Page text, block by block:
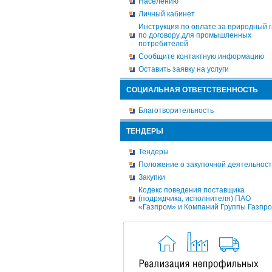
Личный кабинет
Инструкция по оплате за природный
по договору для промышленных
потребителей
Сообщите контактную информацию
Оставить заявку на услуги
СОЦИАЛЬНАЯ ОТВЕТСТВЕННОСТЬ
Благотворительность
ТЕНДЕРЫ
Тендеры
Положение о закупочной
Закупки
Кодекс поведения поставщика
(подрядчика, исполнителя) ПАО
«Газпром» и Компаний Группы